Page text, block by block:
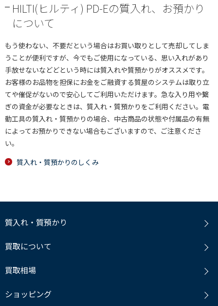
HILTI(ヒルティ) PD-Eの質入れ、お預かり
について
もう使わない、不要だという場合はお買い取りとして売却してしま
うことが便利ですが、今でもご使用になっている、思い入れがあり
手放せないなどどという時には質入れや質預かりがオススメです。
お客様のお品物を担保にお金をご融資する質屋のシステムは取り立
てや催促がないので安心してご利用いただけます。急な入り用や繋
ぎの資金が必要なときは、質入れ・質預かりをご利用ください。電
動工具の質入れ・質預かりの場合、中古商品の状態や付属品の有無
によってお預かりできない場合もございますので、ご注意くださ
い。
質入れ・質預かりのしくみ
質入れ・質預かり
買取について
買取相場
ショッピング